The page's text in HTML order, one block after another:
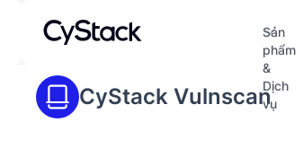
Sản
phẩm
&
Dịch
vụ
CyStack Vulnscan